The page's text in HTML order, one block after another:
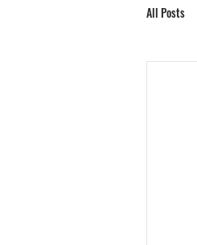
All Posts